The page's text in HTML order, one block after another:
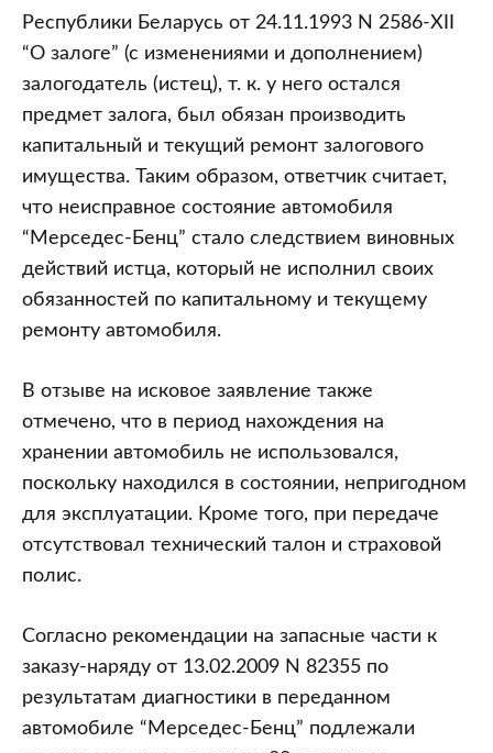
Республики Беларусь от 24.11.1993 N 2586-XII
“О залоге” (с изменениями и дополнением)
залогодатель (истец), т. к. у него остался
предмет залога, был обязан производить
капитальный и текущий ремонт залогового
имущества. Таким образом, ответчик считает,
что неисправное состояние автомобиля
“Мерседес-Бенц” стало следствием виновных
действий истца, который не исполнил своих
обязанностей по капитальному и текущему
ремонту автомобиля.
В отзыве на исковое заявление также
отмечено, что в период нахождения на
хранении автомобиль не использовался,
поскольку находился в состоянии, непригодном
для эксплуатации. Кроме того, при передаче
отсутствовал технический талон и страховой
полис.
Согласно рекомендации на запасные части к
заказу-наряду от 13.02.2009 N 82355 по
результатам диагностики в переданном
автомобиле “Мерседес-Бенц” подлежали